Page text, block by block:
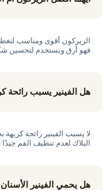
الزيركون أقوى ومناسب
فهو أرق ويستخدم لتحسين شكل
هل الفينير يسبب رائحة
لا يسبب الفينير رائحة كريهة
البلاك لعدم تنظيف الفم
هل يحمي الفينير